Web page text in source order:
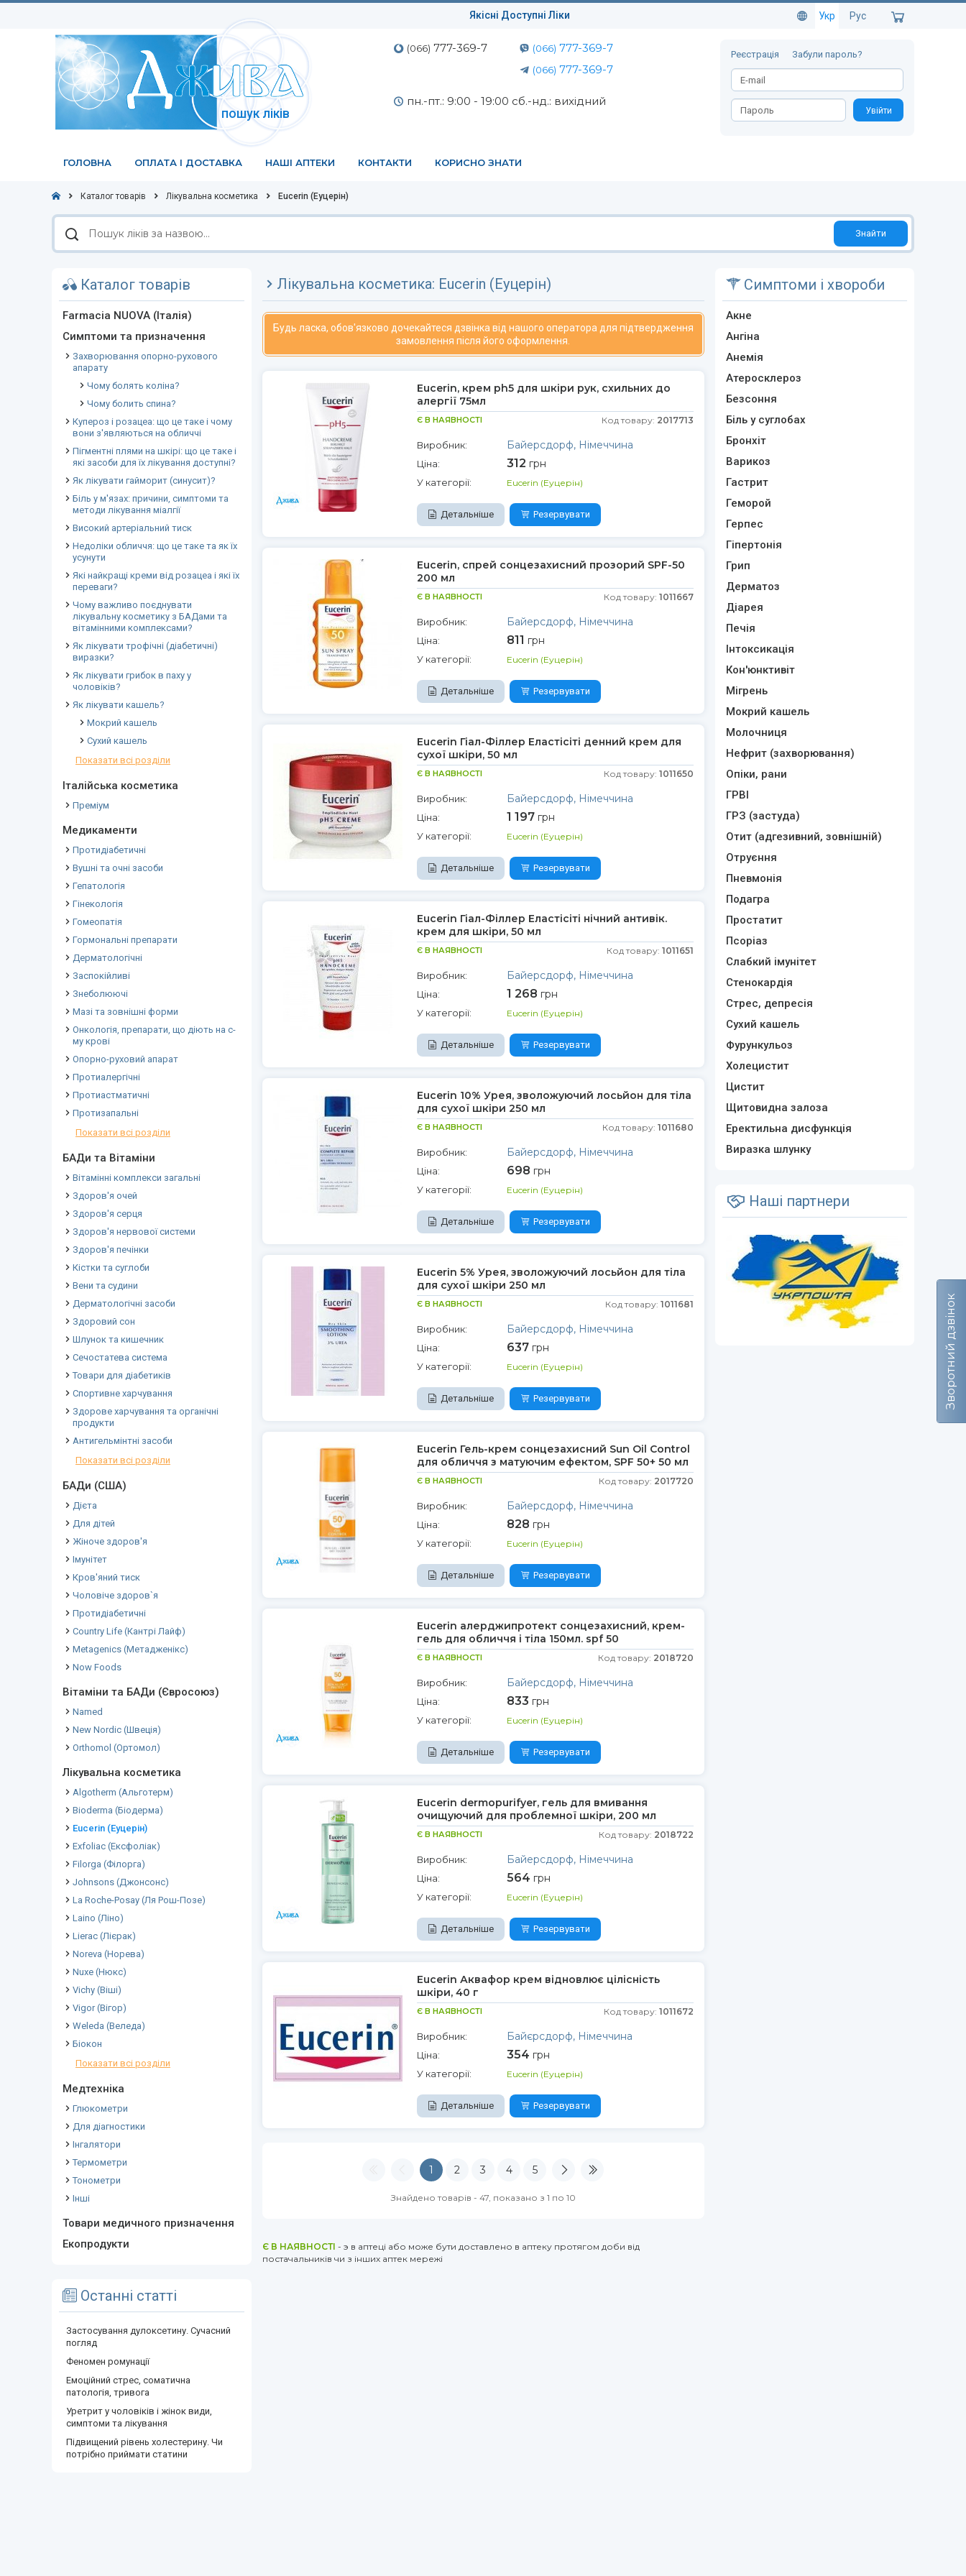
Якісні Доступні Ліки Укр Рус
пошук ліків
(066) 777-369-7 (066) 777-369-7
(066) 777-369-7
пн.-пт.: 9:00 - 19:00 сб.-нд.: вихідний
Реєстрація Забули пароль?
Увійти
ГОЛОВНА ОПЛАТА І ДОСТАВКА НАШІ АПТЕКИ КОНТАКТИ КОРИСНО ЗНАТИ
Каталог товарів Лікувальна косметика Eucerin (Еуцерін)
Пошук
ліків
за
Знайти
Каталог товарів
Farmacia NUOVA (Італія)
Симптоми та призначення
Захворювання опорно-рухового
апарату
Чому болять коліна?
Чому болить спина?
Купероз і розацеа: що це таке і чому
вони з'являються на обличчі
Пігментні плями на шкірі: що це таке і
які засоби для їх лікування доступні?
Як лікувати гайморит (синусит)?
Біль у м'язах: причини, симптоми та
методи лікування міалгії
Високий артеріальний тиск
Недоліки обличчя: що це таке та як їх
усунути
Які найкращі креми від розацеа і які їх
переваги?
Чому важливо поєднувати
лікувальну косметику з БАДами та
вітамінними комплексами?
Як лікувати трофічні (діабетичні)
виразки?
Як лікувати грибок в паху у
чоловіків?
Як лікувати кашель?
Мокрий кашель
Сухий кашель
Показати всі розділи
Італійська косметика
Преміум
Медикаменти
Протидіабетичні
Вушні та очні засоби
Гепатологія
Гінекологія
Гомеопатія
Гормональні препарати
Дерматологічні
Заспокійливі
Знеболюючі
Мазі та зовнішні форми
Онкологія, препарати, що діють на с-
му крові
Опорно-руховий апарат
Протиалергічні
Протиастматичні
Протизапальні
Показати всі розділи
БАДи та Вітаміни
Вітамінні комплекси загальні
Здоров'я очей
Здоров'я серця
Здоров'я нервової системи
Здоров'я печінки
Кістки та суглоби
Вени та судини
Дерматологічні засоби
Здоровий сон
Шлунок та кишечник
Сечостатева система
Товари для діабетиків
Спортивне харчування
Здорове харчування та органічні
продукти
Антигельмінтні засоби
Показати всі розділи
БАДи (США)
Дієта
Для дітей
Жіноче здоров'я
Імунітет
Кров'яний тиск
Чоловіче здоров`я
Протидіабетичні
Country Life (Кантрі Лайф)
Metagenics (Метадженікс)
Now Foods
Вітаміни та БАДи (Євросоюз)
Named
New Nordic (Швеція)
Orthomol (Ортомол)
Лікувальна косметика
Algotherm (Альготерм)
Bioderma (Біодерма)
Eucerin (Еуцерін)
Exfoliac (Ексфоліак)
Filorga (Філорга)
Johnsons (Джонсонс)
La Roche-Posay (Ля Рош-Позе)
Laino (Ліно)
Lierac (Лієрак)
Noreva (Норева)
Nuxe (Нюкс)
Vichy (Віші)
Vigor (Вігор)
Weleda (Веледа)
Біокон
Показати всі розділи
Медтехніка
Глюкометри
Для діагностики
Інгалятори
Термометри
Тонометри
Інші
Товари медичного призначення
Екопродукти
Останні статті
Застосування дулоксетину. Сучасний
погляд
Феномен ромунації
Емоційний стрес, соматична
патологія, тривога
Уретрит у чоловіків і жінок види,
симптоми та лікування
Підвищений рівень холестерину. Чи
потрібно приймати статини
Лікувальна косметика: Eucerin (Еуцерін)
Будь ласка, обов'язково дочекайтеся дзвінка від нашого оператора для підтвердження
замовлення після його оформлення.
Eucerin, крем ph5 для шкіри рук, схильних до
алергії 75мл
Є В НАЯВНОСТІ Код товару: 2017713
Виробник: Байерсдорф, Німеччина
Ціна: 312 грн
У категорії: Eucerin (Еуцерін)
Детальніше Резервувати
Eucerin, спрей сонцезахисний прозорий SPF-50
200 мл
Є В НАЯВНОСТІ Код товару: 1011667
Виробник: Байерсдорф, Німеччина
Ціна: 811 грн
У категорії: Eucerin (Еуцерін)
Детальніше Резервувати
Eucerin Гіал-Філлер Еластісіті денний крем для
сухої шкіри, 50 мл
Є В НАЯВНОСТІ Код товару: 1011650
Виробник: Байерсдорф, Німеччина
Ціна: 1 197грн
У категорії: Eucerin (Еуцерін)
Детальніше Резервувати
Eucerin Гіал-Філлер Еластісіті нічний антивік.
крем для шкіри, 50 мл
Є В НАЯВНОСТІ Код товару: 1011651
Виробник: Байерсдорф, Німеччина
Ціна: 1 268 грн
У категорії: Eucerin (Еуцерін)
Детальніше Резервувати
Eucerin 10% Урея, зволожуючий лосьйон для тіла
для сухої шкіри 250 мл
Є В НАЯВНОСТІ Код товару: 1011680
Виробник: Байерсдорф, Німеччина
Ціна: 698 грн
У категорії: Eucerin (Еуцерін)
Детальніше Резервувати
Eucerin 5% Урея, зволожуючий лосьйон для тіла
для сухої шкіри 250 мл
Є В НАЯВНОСТІ Код товару: 1011681
Виробник: Байерсдорф, Німеччина
Ціна: 637грн
У категорії: Eucerin (Еуцерін)
Детальніше Резервувати
Eucerin Гель-крем сонцезахисний Sun Oil Control
для обличчя з матуючим ефектом, SPF 50+ 50 мл
Є В НАЯВНОСТІ Код товару: 2017720
Виробник: Байерсдорф, Німеччина
Ціна: 828 грн
У категорії: Eucerin (Еуцерін)
Детальніше Резервувати
Eucerin алерджипротект сонцезахисний, крем-
гель для обличчя і тіла 150мл. spf 50
Є В НАЯВНОСТІ Код товару: 2018720
Виробник: Байерсдорф, Німеччина
Ціна: 833 грн
У категорії: Eucerin (Еуцерін)
Детальніше Резервувати
Eucerin dermopurifyer, гель для вмивання
очищуючий для проблемної шкіри, 200 мл
Є В НАЯВНОСТІ Код товару: 2018722
Виробник: Байерсдорф, Німеччина
Ціна: 564 грн
У категорії: Eucerin (Еуцерін)
Детальніше Резервувати
Eucerin Аквафор крем відновлює цілісність
шкіри, 40 г
Є В НАЯВНОСТІ Код товару: 1011672
Виробник: Байєрсдорф, Німеччина
Ціна: 354 грн
У категорії: Eucerin (Еуцерін)
Детальніше Резервувати
1 2 3 4 5
Знайдено товарів - 47, показано з 1 по 10
Є В НАЯВНОСТІ - э в аптеці або може бути доставлено в аптеку протягом доби від
постачальників чи з інших аптек мережі
Симптоми і хвороби
Акне
Ангіна
Анемія
Атеросклероз
Безсоння
Біль у суглобах
Бронхіт
Варикоз
Гастрит
Геморой
Герпес
Гіпертонія
Грип
Дерматоз
Діарея
Печія
Інтоксикація
Кон'юнктивіт
Мігрень
Мокрий кашель
Молочниця
Нефрит (захворювання)
Опіки, рани
ГРВІ
ГРЗ (застуда)
Отит (адгезивний, зовнішній)
Отруєння
Пневмонія
Подагра
Простатит
Псоріаз
Слабкий імунітет
Стенокардія
Стрес, депресія
Сухий кашель
Фурункульоз
Холецистит
Цистит
Щитовидна залоза
Еректильна дисфункція
Виразка шлунку
Наші партнери
Зворотний дзвінок